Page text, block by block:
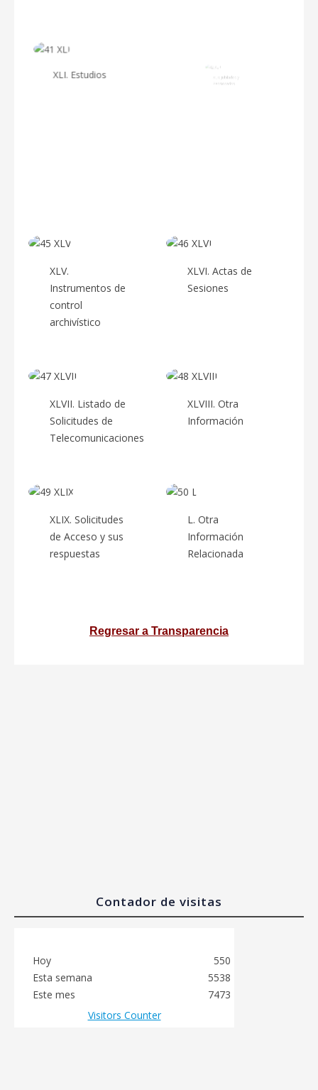
XLI. Estudios
XLII. Jubilados y
XLV.
Instrumentos de
control
archivístico
XLVI. Actas de
Sesiones
XLVII. Listado de
Solicitudes de
Telecomunicaciones
XLVIII. Otra
Información
XLIX. Solicitudes
de Acceso y sus
respuestas
L. Otra
Información
Relacionada
Regresar a Transparencia
Contador de visitas
Hoy
Esta semana
Este mes
550
5538
7473
Visitors Counter